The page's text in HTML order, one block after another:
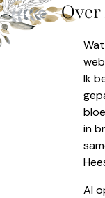
Ik
in
Al